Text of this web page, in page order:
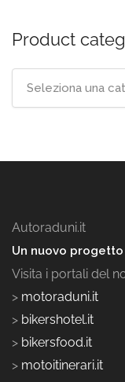
Product
Seleziona una
Autoraduni.it
Un nuovo progetto
Visita i portali del
> motoraduni.it
> bikershotel.it
> bikersfood.it
> motoitinerari.it